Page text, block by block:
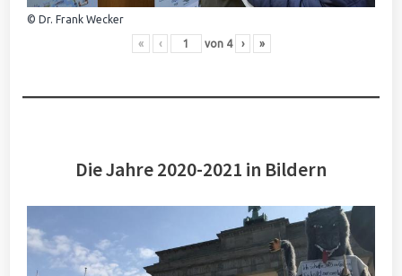
© Dr. Frank Wecker
« ‹ von 4 › »
Die Jahre 2020-2021 in Bildern